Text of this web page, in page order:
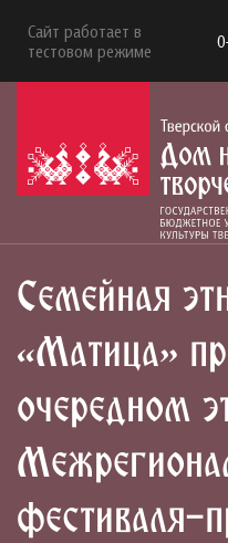
Сайт работает в
тестовом режиме
Семейная
«Матица»
очередном
фестиваля-